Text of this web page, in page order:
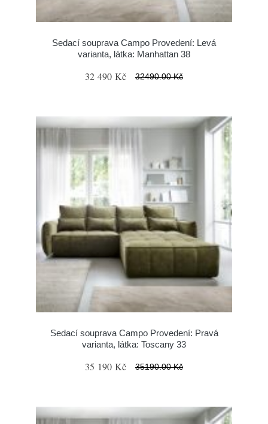
Sedací souprava Campo Provedení: Levá
varianta, látka: Manhattan 38
32 490 Kč 32490.00 Kč
Sedací souprava Campo Provedení: Pravá
varianta, látka: Toscany 33
35 190 Kč 35190.00 Kč